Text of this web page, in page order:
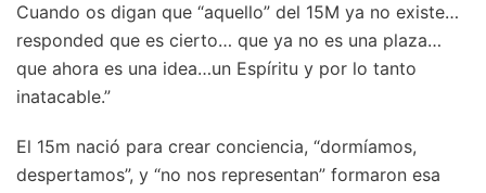
Cuando os digan que “aquello” del 15M ya no existe…
responded que es cierto… que ya no es una plaza…
que ahora es una idea…un Espíritu y por lo tanto
inatacable.”
El 15m nació para crear conciencia, “dormíamos,
despertamos”, y “no nos representan” formaron esa